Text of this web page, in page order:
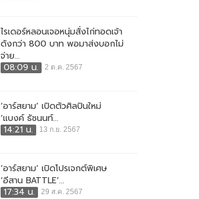
ไรเดอร์หลอนเจอหนุ่มสั่งไก่ทอดเจ้า
ดังกว่า 800 บาท พอมาส่งบอกไม่
จ่าย...
08:09 น.
2 ต.ค. 2567
‘อาร์สยาม’ เปิดตัวศิลปินใหม่
‘แบงค์ ธัชนนท์...
14:21 น.
13 ก.ย. 2567
‘อาร์สยาม’ เปิดโปรเจกต์พิเศษ
‘อีสาน BATTLE’...
17:34 น.
29 ส.ค. 2567